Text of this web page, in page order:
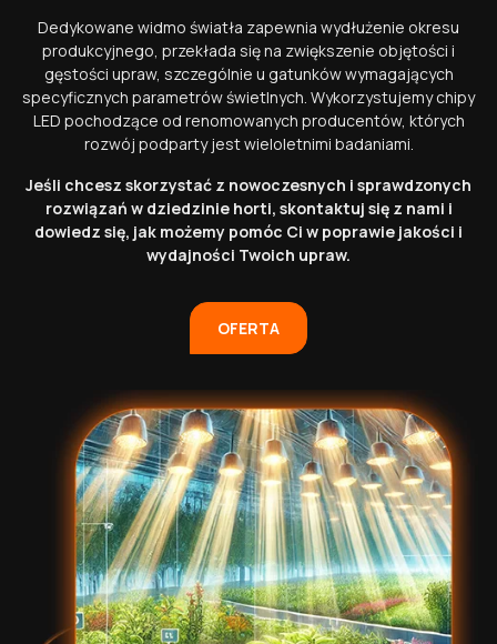
Dedykowane widmo światła zapewnia wydłużenie okresu
produkcyjnego, przekłada się na zwiększenie objętości i
gęstości upraw, szczególnie u gatunków wymagających
specyficznych parametrów świetlnych. Wykorzystujemy chipy
LED pochodzące od renomowanych producentów, których
rozwój podparty jest wieloletnimi badaniami.
Jeśli chcesz skorzystać z nowoczesnych i sprawdzonych
rozwiązań w dziedzinie horti, skontaktuj się z nami i
dowiedz się, jak możemy pomóc Ci w poprawie jakości i
wydajności Twoich upraw.
OFERTA